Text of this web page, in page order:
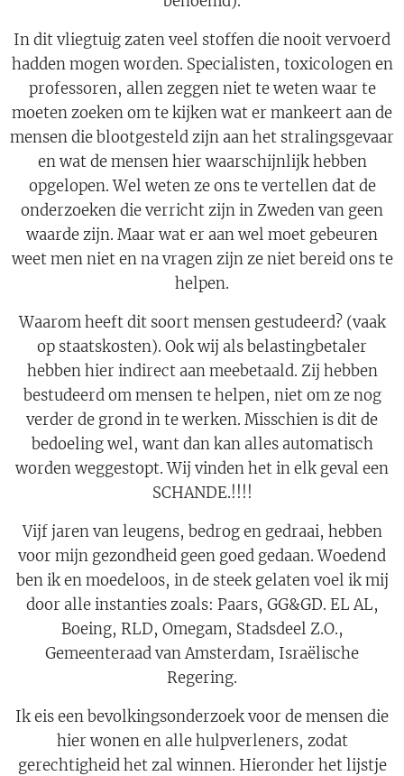
In dit vliegtuig zaten veel stoffen die nooit vervoerd
hadden mogen worden. Specialisten, toxicologen en
professoren, allen zeggen niet te weten waar te
moeten zoeken om te kijken wat er mankeert aan de
mensen die blootgesteld zijn aan het stralingsgevaar
en wat de mensen hier waarschijnlijk hebben
opgelopen. Wel weten ze ons te vertellen dat de
onderzoeken die verricht zijn in Zweden van geen
waarde zijn. Maar wat er aan wel moet gebeuren
weet men niet en na vragen zijn ze niet bereid ons te
helpen.
Waarom heeft dit soort mensen gestudeerd? (vaak
op staatskosten). Ook wij als belastingbetaler
hebben hier indirect aan meebetaald. Zij hebben
bestudeerd om mensen te helpen, niet om ze nog
verder de grond in te werken. Misschien is dit de
bedoeling wel, want dan kan alles automatisch
worden weggestopt. Wij vinden het in elk geval een
SCHANDE.!!!!
Vijf jaren van leugens, bedrog en gedraai, hebben
voor mijn gezondheid geen goed gedaan. Woedend
ben ik en moedeloos, in de steek gelaten voel ik mij
door alle instanties zoals: Paars, GG&GD. EL AL,
Boeing, RLD, Omegam, Stadsdeel Z.O.,
Gemeenteraad van Amsterdam, Israëlische
Regering.
Ik eis een bevolkingsonderzoek voor de mensen die
hier wonen en alle hulpverleners, zodat
gerechtigheid het zal winnen. Hieronder het lijstje